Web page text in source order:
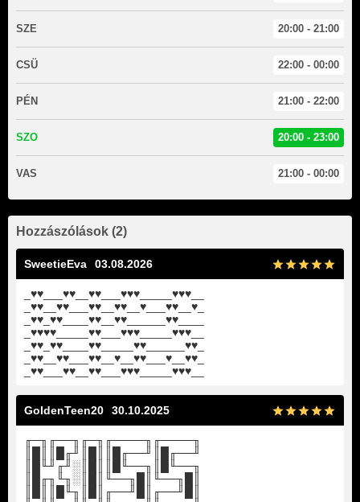
SZE 20:00 - 21:00
CSÜ 22:00 - 00:00
PÉN 21:00 - 22:00
SZO 20:00 - 23:00
VAS 21:00 - 00:00
Hozzászólások (2)
SweetieEva 03.08.2026
_♥♥___♥♥__♥♥___♥♥♥_____♥♥♥__
_♥♥__♥♥___♥♥__♥♥__♥___♥♥__♥_
_♥♥_♥♥____♥♥__♥♥______♥♥____
_♥♥♥♥_____♥♥___♥♥♥_____♥♥♥__
_♥♥_♥♥____♥♥_____♥♥______♥♥_
_♥♥__♥♥___♥♥__♥__♥♥___♥__♥♥_
_♥♥___♥♥__♥♥___♥♥♥_____♥♥♥__
GoldenTeen20 30.10.2025
╓─╖╓──╖╓─╖╓────╖╓────╖
║█║║█╓╜║█║║█╓──╜║█╓──╜
║█╙╜╓╜░║█║║█╙──╖║█╙──╖
║█╓╖╙╖░║█║╙──╖█║╙──╖█║
║█║║█╙╖║█║╓──╜█║╓──╜█║